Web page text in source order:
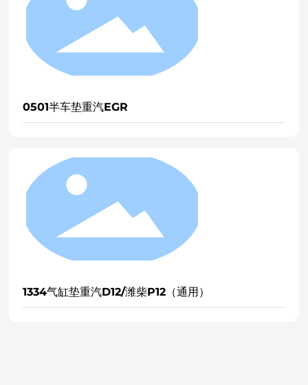
0501半车垫重汽EGR
1334气缸垫重汽D12/潍柴P12（通用）